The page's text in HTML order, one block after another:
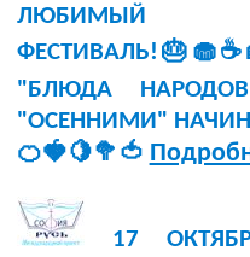
ЛЮБИМЫЙ
"БЛЮДА
"ОСЕННИМИ"
🍊🍓🍋🥦🍅
17